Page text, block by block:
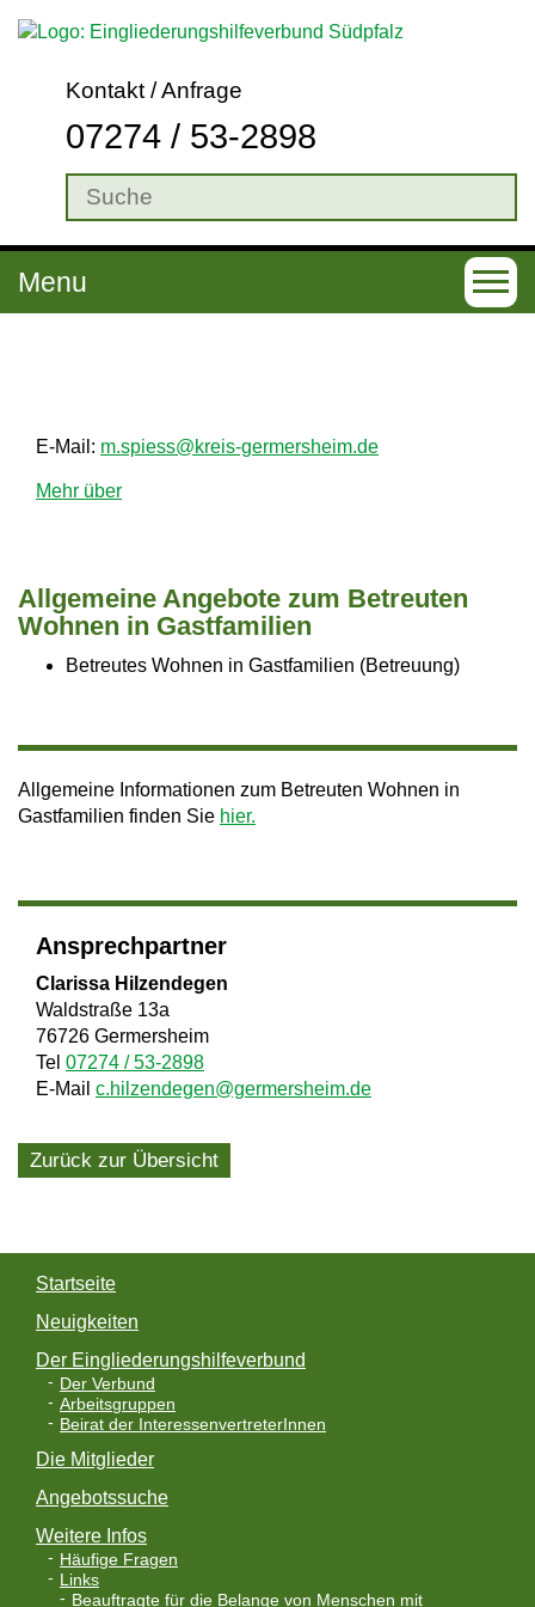
Kontakt / Anfrage
07274 / 53-2898
T
o
n
Menu
E-Mail: m.spiess@kreis-germersheim.de
Mehr über
All­ge­mei­ne An­ge­bo­te zum Be­treu­ten
Woh­nen in Gast­fa­mi­li­en
Betreutes Wohnen in Gastfamilien (Betreuung)
Allgemeine Informationen zum Betreuten Wohnen in
Gastfamilien finden Sie hier.
Ansprechpartner
Clarissa Hilzendegen
Waldstraße 13a
76726 Germersheim
Tel 07274 / 53-2898
E-Mail c.hilzendegen@germersheim.de
Zurück zur Übersicht
Startseite
Neuigkeiten
Der Eingliederungshilfeverbund
Der Verbund
Arbeitsgruppen
Beirat der InteressenvertreterInnen
Die Mitglieder
Angebotssuche
Weitere Infos
Häufige Fragen
Links
Beauftragte für die Belange von Menschen mit